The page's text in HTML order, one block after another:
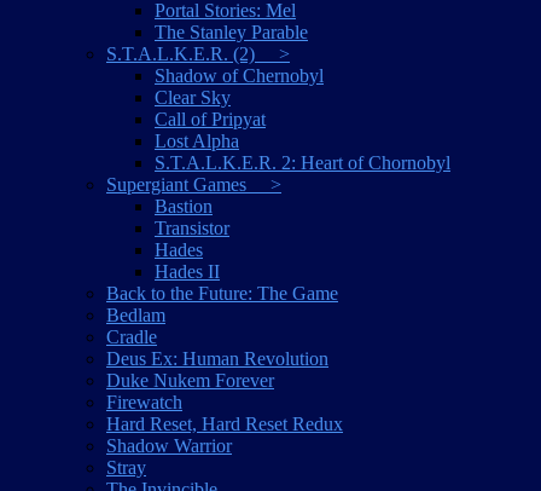
Portal Stories: Mel
The Stanley Parable
S.T.A.L.K.E.R. (2) >
Shadow of Chernobyl
Clear Sky
Call of Pripyat
Lost Alpha
S.T.A.L.K.E.R. 2: Heart of Chornobyl
Supergiant Games >
Bastion
Transistor
Hades
Hades II
Back to the Future: The Game
Bedlam
Cradle
Deus Ex: Human Revolution
Duke Nukem Forever
Firewatch
Hard Reset, Hard Reset Redux
Shadow Warrior
Stray